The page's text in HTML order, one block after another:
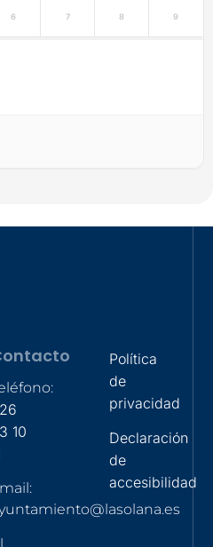
6 7 8 9
10
Política
de
privacidad
Declaración
de
accesibilidad